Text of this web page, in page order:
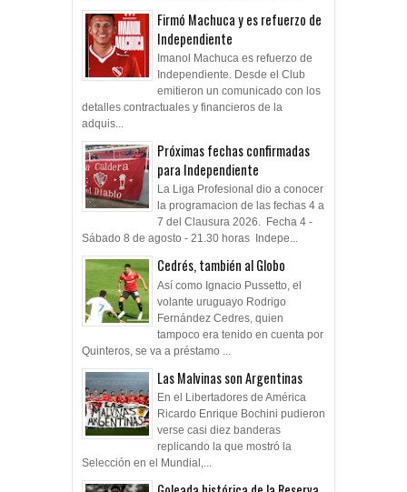
Firmó Machuca y es refuerzo de
Independiente
Imanol Machuca es refuerzo de
Independiente. Desde el Club
emitieron un comunicado con los
detalles contractuales y financieros de la
adquis...
Próximas fechas confirmadas
para Independiente
La Liga Profesional dio a conocer
la programacion de las fechas 4 a
7 del Clausura 2026. Fecha 4 -
Sábado 8 de agosto - 21.30 horas Indepe...
Cedrés, también al Globo
Así como Ignacio Pussetto, el
volante uruguayo Rodrigo
Fernández Cedres, quien
tampoco era tenido en cuenta por
Quinteros, se va a préstamo ...
Las Malvinas son Argentinas
En el Libertadores de América
Ricardo Enrique Bochini pudieron
verse casi diez banderas
replicando la que mostró la
Selección en el Mundial,...